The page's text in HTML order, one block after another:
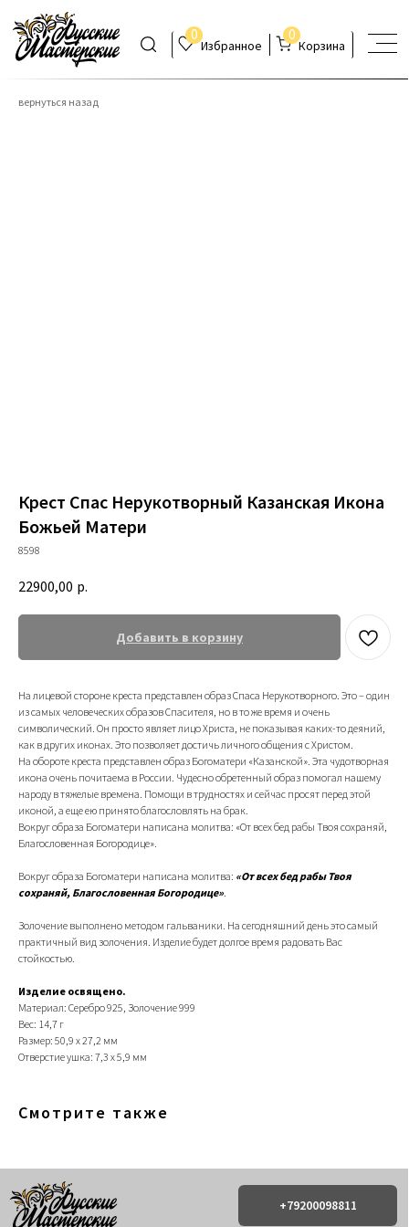
Избранное Корзина
вернуться назад
Крест Спас Нерукотворный Казанская Икона
Божьей Матери
8598
22900,00 р.
Добавить в корзину
На лицевой стороне креста представлен образ Спаса Нерукотворного. Это – один
из самых человеческих образов Спасителя, но в то же время и очень
символический. Он просто являет лицо Христа, не показывая каких-то деяний,
как в других иконах. Это позволяет достичь личного общения с Христом.
На обороте креста представлен образ Богоматери «Казанской». Эта чудотворная
икона очень почитаема в России. Чудесно обретенный образ помогал нашему
народу в тяжелые времена. Помощи в трудностях и сейчас просят перед этой
иконой, а еще ею принято благословлять на брак.
Вокруг образа Богоматери написана молитва: «От всех бед рабы Твоя сохраняй,
Благословенная Богородице».
Вокруг образа Богоматери написана молитва: «От всех бед рабы Твоя
сохраняй, Благословенная Богородице»
Золочение выполнено методом гальваники. На сегодняшний день это самый
практичный вид золочения. Изделие будет долгое время радовать Вас
стойкостью.
Изделие освящено.
Материал: Серебро 925, Золочение 999
Вес: 14,7 г
Размер: 50,9 х 27,2 мм
Отверстие ушка: 7,3 х 5,9 мм
Смотрите также
Информация
Обмен и возврат
Доставка и оплата
Контакты: